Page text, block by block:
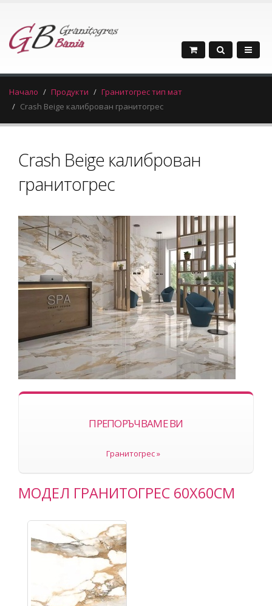
Начало Продукти
Гранитогрес тип мат
Crash Beige калиброван гранитогрес
Crash Beige калиброван
гранитогрес
ПРЕПОРЪЧВАМЕ ВИ
Гранитогрес »
МОДЕЛ ГРАНИТОГРЕС 60Х60СМ